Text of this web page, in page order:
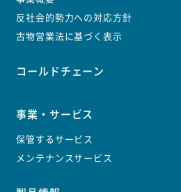
反社会的勢力への対応方針
古物営業法に基づく表示
コールドチェーン
事業・サービス
保管するサービス
メンテナンスサービス